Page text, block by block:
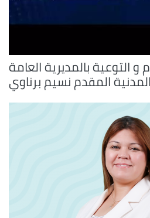
التوعية بالمديرية العامة
المقدم نسيم برناوي